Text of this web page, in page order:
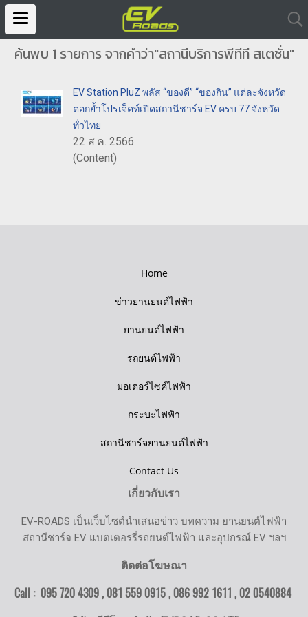
ค้นพบ 1 รายการ จากคำว่า"สถานีบริการพีทีที สเตชั่น"
EV Station PluZ พลัส “ของดี” “ของกิน” แต่ละจังหวัด
ตอกย้ำโปรเจ็คท์เปิดสถานีชาร์จ EV ครบ 77 จังหวัด
ทั่วไทย
22 ส.ค. 2566
(Content)
Home
ข่าวยานยนต์ไฟฟ้า
ยานยนต์ไฟฟ้า
รถยนต์ไฟฟ้า
มอเตอร์ไซค์ไฟฟ้า
กระบะไฟฟ้า
สถานีชาร์จยานยนต์ไฟฟ้า
Contact Us
เกี่ยวกับเรา
EV-ROADS เป็นเว็บไซต์นำเสนอข่าว บทความ ยานยนต์ไฟฟ้า
สถานีชาร์จ EV แบตเตอรรี่รถยนต์ไฟฟ้า และอุปกรณ์ EV ฯลฯ
ติดต่อโฆษณา
Call : 095 720 4309 , 081 559 0915 , 086 992 1611 ,02 0540884